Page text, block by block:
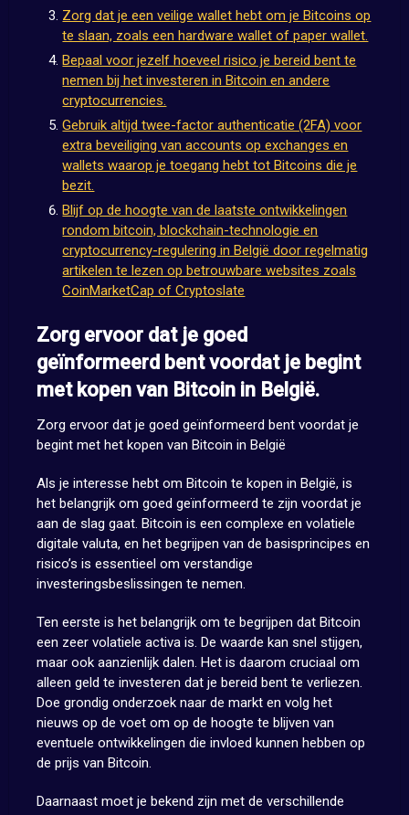
Zorg dat je een veilige wallet hebt om je Bitcoins op
te slaan, zoals een hardware wallet of paper wallet.
Bepaal voor jezelf hoeveel risico je bereid bent te
nemen bij het investeren in Bitcoin en andere
cryptocurrencies.
Gebruik altijd twee-factor authenticatie (2FA) voor
extra beveiliging van accounts op exchanges en
wallets waarop je toegang hebt tot Bitcoins die je
bezit.
Blijf op de hoogte van de laatste ontwikkelingen
rondom bitcoin, blockchain-technologie en
cryptocurrency-regulering in België door regelmatig
artikelen te lezen op betrouwbare websites zoals
CoinMarketCap of Cryptoslate
Zorg ervoor dat je goed
geïnformeerd bent voordat je begint
met kopen van Bitcoin in België.
Zorg ervoor dat je goed geïnformeerd bent voordat je
begint met het kopen van Bitcoin in België
Als je interesse hebt om Bitcoin te kopen in België, is
het belangrijk om goed geïnformeerd te zijn voordat je
aan de slag gaat. Bitcoin is een complexe en volatiele
digitale valuta, en het begrijpen van de basisprincipes en
risico’s is essentieel om verstandige
investeringsbeslissingen te nemen.
Ten eerste is het belangrijk om te begrijpen dat Bitcoin
een zeer volatiele activa is. De waarde kan snel stijgen,
maar ook aanzienlijk dalen. Het is daarom cruciaal om
alleen geld te investeren dat je bereid bent te verliezen.
Doe grondig onderzoek naar de markt en volg het
nieuws op de voet om op de hoogte te blijven van
eventuele ontwikkelingen die invloed kunnen hebben op
de prijs van Bitcoin.
Daarnaast moet je bekend zijn met de verschillende